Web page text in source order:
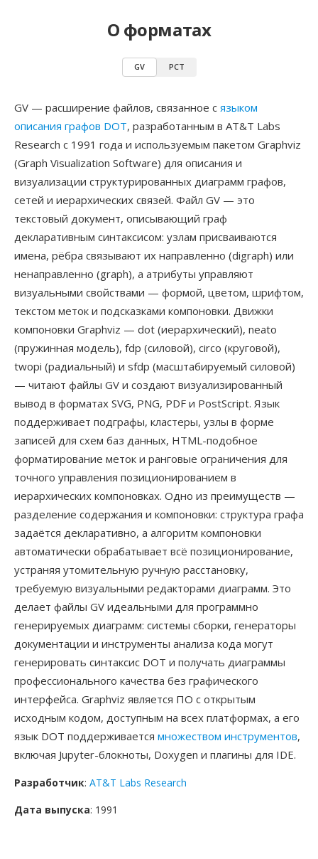
О форматах
GV PCT
GV — расширение файлов, связанное с языком
описания графов DOT, разработанным в AT&T Labs
Research с 1991 года и используемым пакетом Graphviz
(Graph Visualization Software) для описания и
визуализации структурированных диаграмм графов,
сетей и иерархических связей. Файл GV — это
текстовый документ, описывающий граф
декларативным синтаксисом: узлам присваиваются
имена, рёбра связывают их направленно (digraph) или
ненаправленно (graph), а атрибуты управляют
визуальными свойствами — формой, цветом, шрифтом,
текстом меток и подсказками компоновки. Движки
компоновки Graphviz — dot (иерархический), neato
(пружинная модель), fdp (силовой), circo (круговой),
twopi (радиальный) и sfdp (масштабируемый силовой)
— читают файлы GV и создают визуализированный
вывод в форматах SVG, PNG, PDF и PostScript. Язык
поддерживает подграфы, кластеры, узлы в форме
записей для схем баз данных, HTML-подобное
форматирование меток и ранговые ограничения для
точного управления позиционированием в
иерархических компоновках. Одно из преимуществ —
разделение содержания и компоновки: структура графа
задаётся декларативно, а алгоритм компоновки
автоматически обрабатывает всё позиционирование,
устраняя утомительную ручную расстановку,
требуемую визуальными редакторами диаграмм. Это
делает файлы GV идеальными для программно
генерируемых диаграмм: системы сборки, генераторы
документации и инструменты анализа кода могут
генерировать синтаксис DOT и получать диаграммы
профессионального качества без графического
интерфейса. Graphviz является ПО с открытым
исходным кодом, доступным на всех платформах, а его
язык DOT поддерживается множеством инструментов,
включая Jupyter-блокноты, Doxygen и плагины для IDE.
Разработчик: AT&T Labs Research
Дата выпуска: 1991